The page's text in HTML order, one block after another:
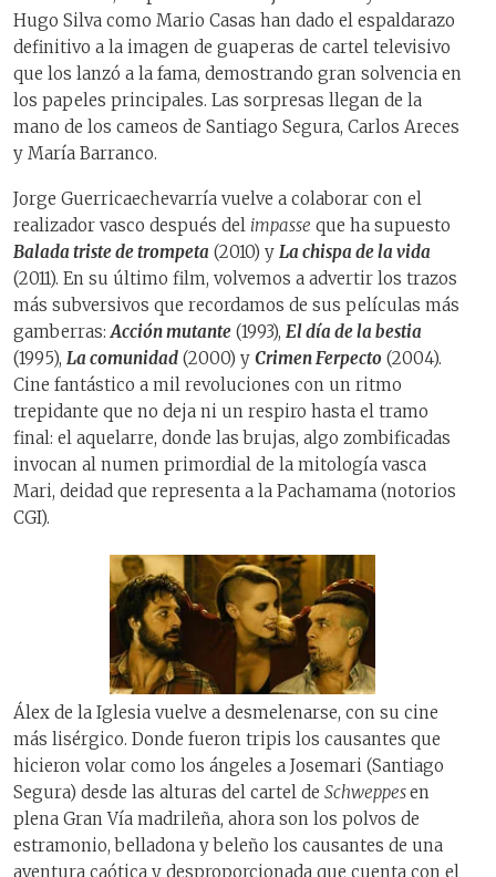
Hugo Silva como Mario Casas han dado el espaldarazo
definitivo a la imagen de guaperas de cartel televisivo
que los lanzó a la fama, demostrando gran solvencia en
los papeles principales. Las sorpresas llegan de la
mano de los cameos de Santiago Segura, Carlos Areces
y María Barranco.
Jorge Guerricaechevarría vuelve a colaborar con el
realizador vasco después del impasse que ha supuesto
Balada triste de trompeta (2010) y La chispa de la vida
(2011). En su último film, volvemos a advertir los trazos
más subversivos que recordamos de sus películas más
gamberras:Acción mutante (1993), El día de la bestia
(1995), La comunidad (2000) y Crimen Ferpecto (2004).
Cine fantástico a mil revoluciones con un ritmo
trepidante que no deja ni un respiro hasta el tramo
final: el aquelarre, donde las brujas, algo zombificadas
invocan al numen primordial de la mitología vasca
Mari, deidad que representa a la Pachamama (notorios
CGI).
Álex de la Iglesia vuelve a desmelenarse, con su cine
más lisérgico. Donde fueron tripis los causantes que
hicieron volar como los ángeles a Josemari (Santiago
Segura) desde las alturas del cartel de Schweppesen
plena Gran Vía madrileña, ahora son los polvos de
estramonio, belladona y beleño los causantes de una
aventura caótica y desproporcionada que cuenta con el